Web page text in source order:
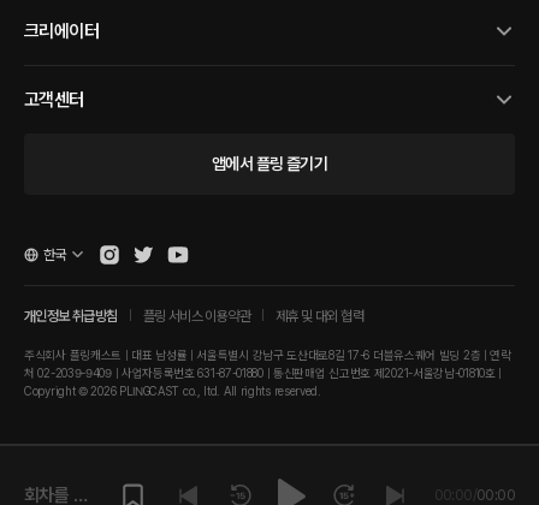
크리에이터
고객센터
앱에서 플링 즐기기
개인정보 취급방침 플링 서비스 이용약관 제휴 및 대외 협력
주식회사 플링캐스트 | 대표 남성률 | 서울특별시 강남구 도산대로8길 17-6 더블유스퀘어 빌딩 2층 | 연락
처 02-2039-9409 | 사업자등록번호 631-87-01880 | 통신판매업 신고번호 제2021-서울강남-01810호 |
Copyright © 2026 PLINGCAST co., ltd. All rights reserved.
한국
회차를 재 00:00/00:00